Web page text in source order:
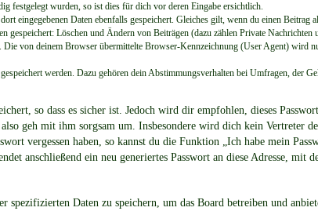
festgelegt wurden, so ist dies für dich vor deren Eingabe ersichtlich.
eingegebenen Daten ebenfalls gespeichert. Gleiches gilt, wenn du einen
Löschen und Ändern von Beiträgen (dazu zählen Private
von deinem Browser übermittelte Browser-Kennzeichnung (User Agent) wird
werden. Dazu gehören dein Abstimmungsverhalten bei Umfragen, der
so dass es sicher ist. Jedoch wird dir empfohlen, dieses
geh mit ihm sorgsam um. Insbesondere wird dich kein Vertreter
vergessen haben, so kannst du die Funktion „Ich habe mein
anschließend ein neu generiertes Passwort an diese Adresse, mit
spezifizierten Daten zu speichern, um das Board betreiben und